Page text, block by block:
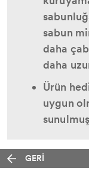
sabun
daha
daha
Ürün
uygun
GERİ